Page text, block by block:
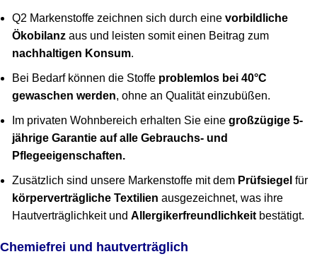
Q2 Markenstoffe zeichnen sich durch eine vorbildliche
Ökobilanz aus und leisten somit einen Beitrag zum
nachhaltigen Konsum.
Bei Bedarf können die Stoffe problemlos bei 40°C
gewaschen werden, ohne an Qualität einzubüßen.
Im privaten Wohnbereich erhalten Sie eine großzügige 5-
jährige Garantie auf alle Gebrauchs- und
Pflegeeigenschaften.
Zusätzlich sind unsere Markenstoffe mit dem Prüfsiegel für
körperverträgliche Textilien ausgezeichnet, was ihre
Hautverträglichkeit und Allergikerfreundlichkeit bestätigt.
Chemiefrei und hautverträglich